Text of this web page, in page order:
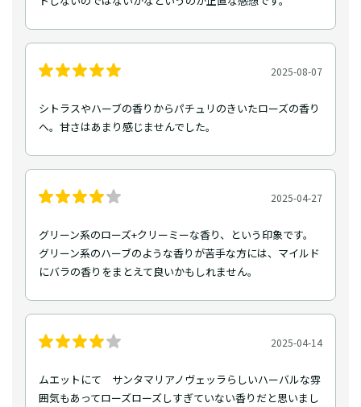
2025-08-07
シトラスやハーブの香りからパチュリのきいたローズの香り
へ。甘さはあまり感じませんでした。
2025-04-27
グリーン系のローズ+クリーミーな香り、という印象です。
グリーン系のハーブのような香りが苦手な方には、マイルド
にバラの香りをまとえて良いかもしれません。
2025-04-14
ムエットにて サンタマリアノヴェッラらしいハーバルな雰
囲気もあってローズローズしすぎていない香りだと思いまし